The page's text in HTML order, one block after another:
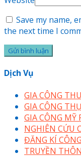
Save my name,
the next time I
Dịch Vụ
GIA CÔNG
GIA CÔNG
GIA CÔNG MỸ
NGHIÊN CỨU
ĐĂNG KÍ
TRUYỀN